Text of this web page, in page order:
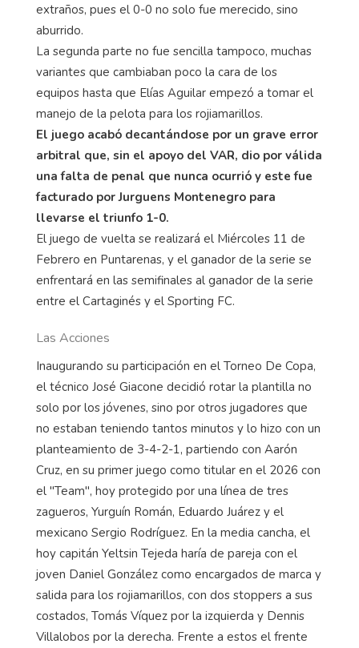
extraños, pues el 0-0 no solo fue merecido, sino
aburrido.
La segunda parte no fue sencilla tampoco, muchas
variantes que cambiaban poco la cara de los
equipos hasta que Elías Aguilar empezó a tomar el
manejo de la pelota para los rojiamarillos.
El juego acabó decantándose por un grave error
arbitral que, sin el apoyo del VAR, dio por válida
una falta de penal que nunca ocurrió y este fue
facturado por Jurguens Montenegro para
llevarse el triunfo 1-0.
El juego de vuelta se realizará el Miércoles 11 de
Febrero en Puntarenas, y el ganador de la serie se
enfrentará en las semifinales al ganador de la serie
entre el Cartaginés y el Sporting FC.
Las Acciones
Inaugurando su participación en el Torneo De Copa,
el técnico José Giacone decidió rotar la plantilla no
solo por los jóvenes, sino por otros jugadores que
no estaban teniendo tantos minutos y lo hizo con un
planteamiento de 3-4-2-1, partiendo con Aarón
Cruz, en su primer juego como titular en el 2026 con
el "Team", hoy protegido por una línea de tres
zagueros, Yurguín Román, Eduardo Juárez y el
mexicano Sergio Rodríguez. En la media cancha, el
hoy capitán Yeltsin Tejeda haría de pareja con el
joven Daniel González como encargados de marca y
salida para los rojiamarillos, con dos stoppers a sus
costados, Tomás Víquez por la izquierda y Dennis
Villalobos por la derecha. Frente a estos el frente